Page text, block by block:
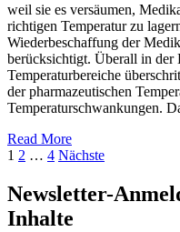
weil sie es versäumen,
richtigen Temperatur zu
Wiederbeschaffung der
berücksichtigt. Überall in der
Temperaturbereiche
der pharmazeutischen
Temperaturschwankungen.
Read More
Posts
pagination
1 2 … 4 Nächste
Newsletter-
Inhalte